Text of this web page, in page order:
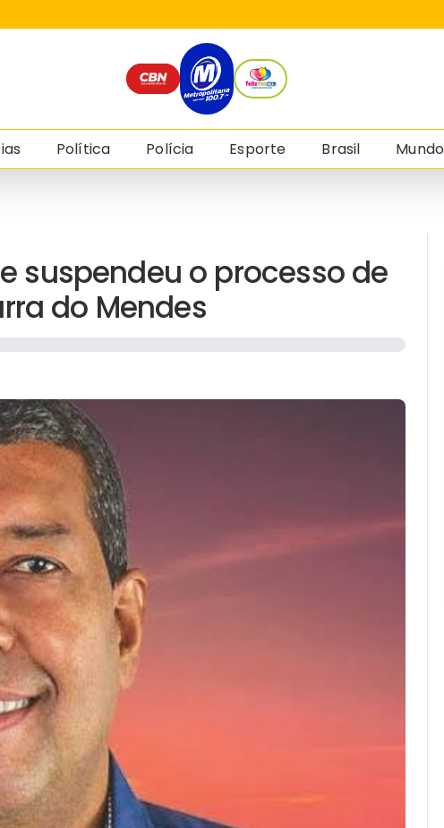
Política Polícia Esporte Brasil Mundo
suspendeu o processo de
do Mendes